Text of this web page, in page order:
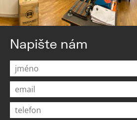
Napište nám